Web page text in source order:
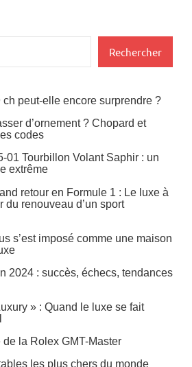
Rechercher
peut-elle encore surprendre ?
d’ornement ? Chopard et
codes
01 Tourbillon Volant Saphir : un
extrême
retour en Formule 1 : Le luxe à
renouveau d’un sport
s’est imposé comme une maison
2024 : succès, échecs, tendances
» : Quand le luxe se fait
la Rolex GMT-Master
les plus chers du monde